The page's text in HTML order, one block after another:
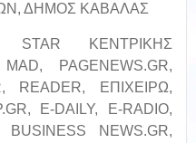
ΔΗΜΟΣ ΚΑΒΑΛΑΣ
STAR ΚΕΝΤΡΙΚΗΣ
PAGENEWS.GR,
READER, ΕΠΙΧΕΙΡΩ,
E-DAILY, E-RADIO,
BUSINESS NEWS.GR,